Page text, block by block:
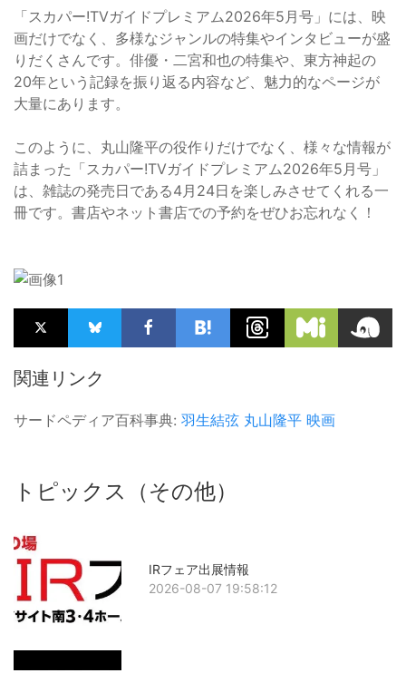
「スカパー!TVガイドプレミアム2026年5月号」には、映
画だけでなく、多様なジャンルの特集やインタビューが盛
りだくさんです。俳優・二宮和也の特集や、東方神起の
20年という記録を振り返る内容など、魅力的なページが
大量にあります。
このように、丸山隆平の役作りだけでなく、様々な情報が
詰まった「スカパー!TVガイドプレミアム2026年5月号」
は、雑誌の発売日である4月24日を楽しみさせてくれる一
冊です。書店やネット書店での予約をぜひお忘れなく！
関連リンク
サードペディア百科事典: 羽生結弦 丸山隆平 映画
トピックス（その他）
IRフェア出展情報
2026-08-07 19:58:12